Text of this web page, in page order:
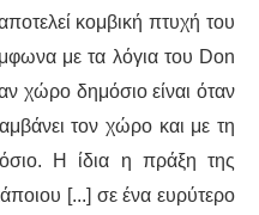
κομβική πτυχή του
με τα λόγια του Don
χώρο δημόσιο είναι όταν
τον χώρο και με τη
Η ίδια η πράξη της
[...] σε ένα ευρύτερο